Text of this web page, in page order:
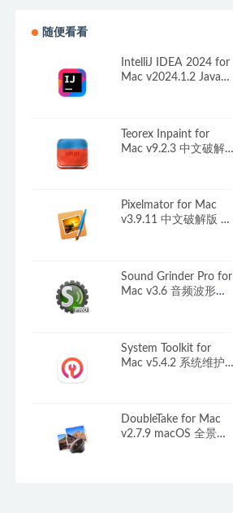
随便看看
IntelliJ IDEA 2024 for
Mac v2024.1.2 Java语
Teorex Inpaint for
Mac v9.2.3 中文破解
Pixelmator for Mac
v3.9.11 中文破解版 强
Sound Grinder Pro for
Mac v3.6 音频波形批
System Toolkit for
Mac v5.4.2 系统维护
DoubleTake for Mac
v2.7.9 macOS 全景拼